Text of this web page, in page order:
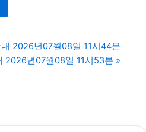
양육권
인스타그램 좋아요
2026년07월08일 11시44분
2026년07월08일 11시53분 »